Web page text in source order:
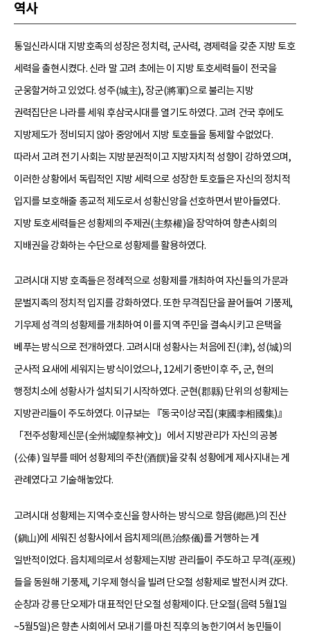
역사
통일신라시대 지방호족의 성장은 정치력, 군사력, 경제력을 갖춘 지방 토호
세력을 출현시켰다. 신라 말 고려 초에는 이 지방 토호세력들이 전국을
군웅할거하고 있었다. 성주(城主), 장군(將軍)으로 불리는 지방
권력집단은 나라를 세워 후삼국시대를 열기도 하였다. 고려 건국 후에도
지방제도가 정비되지 않아 중앙에서 지방 토호들을 통제할 수없었다.
따라서 고려 전기 사회는 지방분권적이고 지방자치적 성향이 강하였으며,
이러한 상황에서 독립적인 지방 세력으로 성장한 토호들은 자신의 정치적
입지를 보호해줄 종교적 제도로서 성황신앙을 선호하면서 받아들였다.
지방 토호세력들은 성황제의 주제권(主祭權)을 장악하여 향촌사회의
지배권을 강화하는 수단으로 성황제를 활용하였다.
고려시대 지방 호족들은 정례적으로 성황제를 개최하여 자신들의 가문과
문벌지족의 정치적 입지를 강화하였다. 또한 무격집단을 끌어들여 기풍제,
기우제 성격의 성황제를 개최하여 이를 지역 주민을 결속시키고 은택을
베푸는 방식으로 전개하였다. 고려시대 성황사는 처음에 진(津), 성(城)의
군사적 요새에 세워지는 방식이었으나, 12세기 중반이후 주, 군, 현의
행정치소에 성황사가 설치되기 시작하였다. 군현(郡縣) 단위의 성황제는
지방관리들이 주도하였다. 이규보는 『동국이상국집(東國李相國集)』
「전주성황제신문(全州城隍祭神文)」에서 지방관리가 자신의 공봉
(公俸) 일부를 떼어 성황제의 주찬(酒饌)을 갖춰 성황에게 제사지내는 게
관례였다고 기술해놓았다.
고려시대 성황제는 지역수호신을 향사하는 방식으로 향읍(鄕邑)의 진산
(鎭山)에 세워진 성황사에서 읍치제의(邑治祭儀)를 거행하는 게
일반적이었다. 읍치제의로서 성황제는지방 관리들이 주도하고 무격(巫覡)
들을 동원해 기풍제, 기우제 형식을 빌려 단오절 성황제로 발전시켜 갔다.
순창과 강릉 단오제가 대표적인 단오절 성황제이다. 단오절(음력 5월1일
~5월5일)은 향촌 사회에서 모내기를 마친 직후의 농한기여서 농민들이